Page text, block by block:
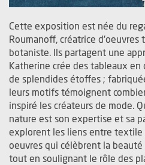
Cette exposition est née du
Roumanoff, créatrice d'oeuvres
botaniste. Ils partagent une
Katherine crée des tableaux
de splendides étoffes ;
leurs motifs témoignent
inspiré les créateurs de mode.
nature est son expertise et sa
explorent les liens entre textile
oeuvres qui célèbrent la
tout en soulignant le rôle des